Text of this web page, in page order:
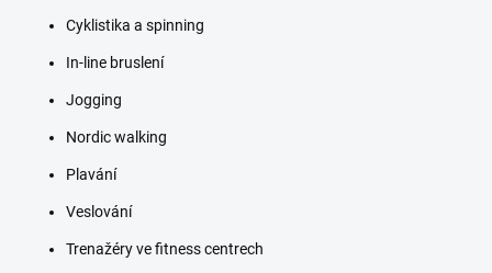
Cyklistika a spinning
In-line bruslení
Jogging
Nordic walking
Plavání
Veslování
Trenažéry ve fitness centrech